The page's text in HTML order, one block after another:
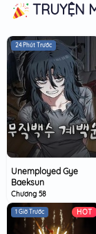
TRUYỆN
24 Phút Trước
Unemployed Gye
Baeksun
Chương 58
1 Giờ Trước HOT